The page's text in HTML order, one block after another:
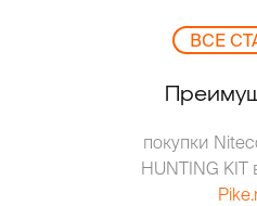
ВCЕ
покупки
HUNTING KIT